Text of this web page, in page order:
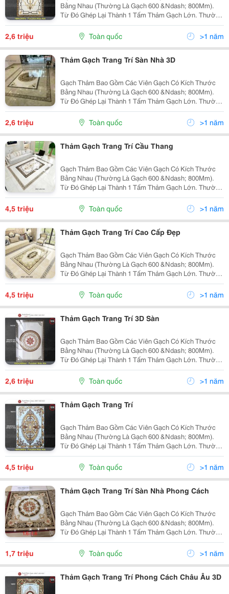
Bằng Nhau (Thường Là Gạch 600 &Ndash; 800Mm).
Từ Đó Ghép Lại Thành 1 Tấm Thảm Gạch Lớn. Thường
Gạch Thảm Mang Hình Vuông Hoặc Hình Chữ Nhật.
Kích Thước Gạch Thảm Đa Dạng (1200X1200Mm,
1200X1800Mm,...
2,6 triệu Toàn quốc >1 năm
Thảm Gạch Trang Trí Sàn Nhà 3D
Gạch Thảm Bao Gồm Các Viên Gạch Có Kích Thước
Bằng Nhau (Thường Là Gạch 600 &Ndash; 800Mm).
Từ Đó Ghép Lại Thành 1 Tấm Thảm Gạch Lớn. Thường
Gạch Thảm Mang Hình Vuông Hoặc Hình Chữ Nhật.
Kích Thước Gạch Thảm Đa Dạng (1200X1200Mm,
1200X1800Mm,...
2,6 triệu Toàn quốc >1 năm
Thảm Gạch Trang Trí Cầu Thang
Gạch Thảm Bao Gồm Các Viên Gạch Có Kích Thước
Bằng Nhau (Thường Là Gạch 600 &Ndash; 800Mm).
Từ Đó Ghép Lại Thành 1 Tấm Thảm Gạch Lớn. Thường
Gạch Thảm Mang Hình Vuông Hoặc Hình Chữ Nhật.
Kích Thước Gạch Thảm Đa Dạng (1200X1200Mm,
1200X1800Mm,...
4,5 triệu Toàn quốc >1 năm
Thảm Gạch Trang Trí Cao Cấp Đẹp
Gạch Thảm Bao Gồm Các Viên Gạch Có Kích Thước
Bằng Nhau (Thường Là Gạch 600 &Ndash; 800Mm).
Từ Đó Ghép Lại Thành 1 Tấm Thảm Gạch Lớn. Thường
Gạch Thảm Mang Hình Vuông Hoặc Hình Chữ Nhật.
Kích Thước Gạch Thảm Đa Dạng (1200X1200Mm,
1200X1800Mm,...
4,5 triệu Toàn quốc >1 năm
Thảm Gạch Trang Trí 3D Sàn
Gạch Thảm Bao Gồm Các Viên Gạch Có Kích Thước
Bằng Nhau (Thường Là Gạch 600 &Ndash; 800Mm).
Từ Đó Ghép Lại Thành 1 Tấm Thảm Gạch Lớn. Thường
Gạch Thảm Mang Hình Vuông Hoặc Hình Chữ Nhật.
Kích Thước Gạch Thảm Đa Dạng (1200X1200Mm,
1200X1800Mm,...
2,6 triệu Toàn quốc >1 năm
Thảm Gạch Trang Trí
Gạch Thảm Bao Gồm Các Viên Gạch Có Kích Thước
Bằng Nhau (Thường Là Gạch 600 &Ndash; 800Mm).
Từ Đó Ghép Lại Thành 1 Tấm Thảm Gạch Lớn. Thường
Gạch Thảm Mang Hình Vuông Hoặc Hình Chữ Nhật.
Kích Thước Gạch Thảm Đa Dạng (1200X1200Mm,
1200X1800Mm,...
4,5 triệu Toàn quốc >1 năm
Thảm Gạch Trang Trí Sàn Nhà Phong Cách
Gạch Thảm Bao Gồm Các Viên Gạch Có Kích Thước
Bằng Nhau (Thường Là Gạch 600 &Ndash; 800Mm).
Từ Đó Ghép Lại Thành 1 Tấm Thảm Gạch Lớn. Thường
Gạch Thảm Mang Hình Vuông Hoặc Hình Chữ Nhật.
Kích Thước Gạch Thảm Đa Dạng (1200X1200Mm,
1200X1800Mm,...
1,7 triệu Toàn quốc >1 năm
Thảm Gạch Trang Trí Phong Cách Châu Âu 3D